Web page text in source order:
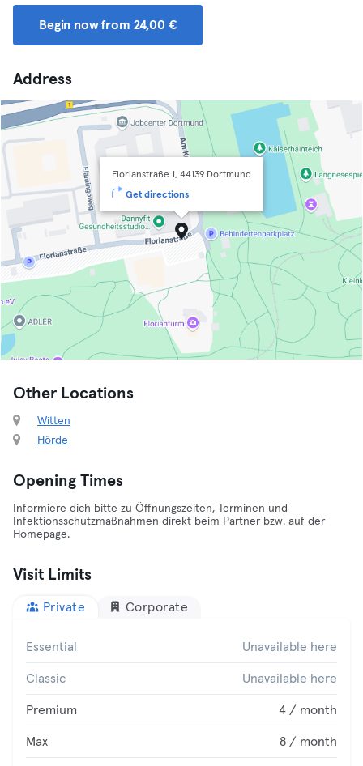
Begin now from 24,00 €
Address
Florianstraße 1, 44139 Dortmund
Get directions
Other Locations
Witten
Hörde
Opening Times
Informiere dich bitte zu Öffnungszeiten, Terminen und
Infektionsschutzmaßnahmen direkt beim Partner bzw. auf der
Homepage.
Visit Limits
Private Corporate
Essential Unavailable here
Classic Unavailable here
Premium 4 / month
Max 8 / month